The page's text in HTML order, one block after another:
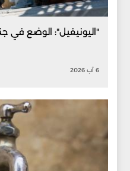
"اليونيفيل": الوضع في
6 آب 2026